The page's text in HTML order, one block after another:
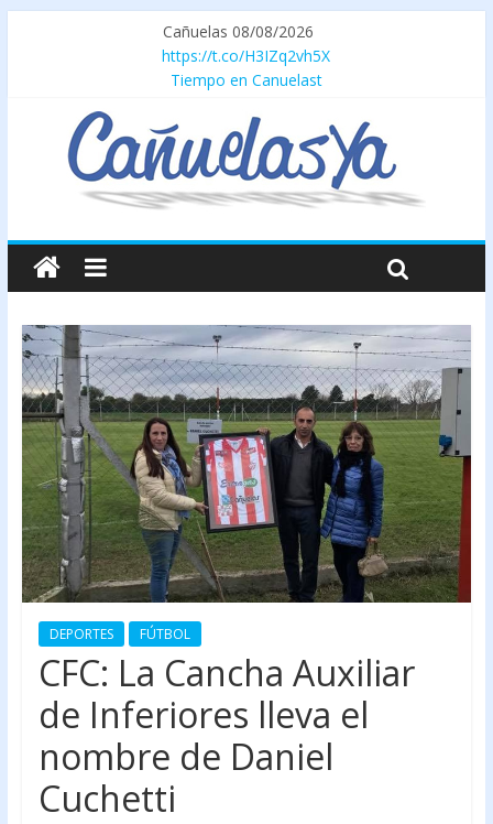
Cañuelas 08/08/2026
https://t.co/H3IZq2vh5X
Tiempo en Canuelast
DEPORTES FÚTBOL
CFC: La Cancha Auxiliar
de Inferiores lleva el
nombre de Daniel
Cuchetti